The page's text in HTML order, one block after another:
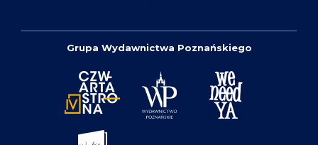
Grupa Wydawnictwa Poznańskiego